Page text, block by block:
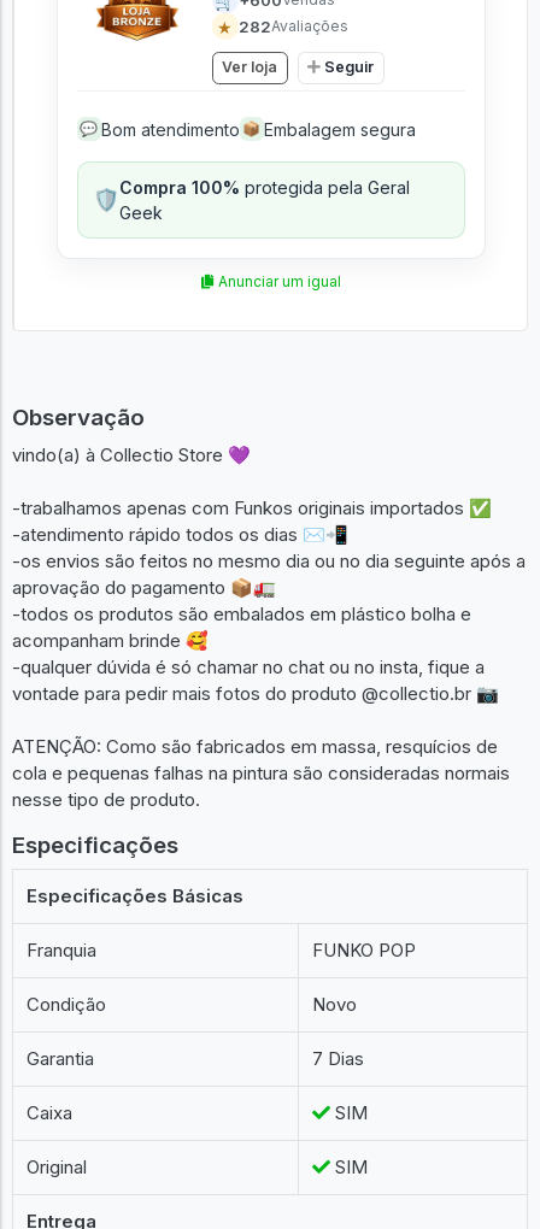
★ 282Avaliações
Ver loja Seguir
💬 Bom atendimento 📦 Embalagem segura
🛡️Compra 100% protegida pela Geral
Geek
Anunciar um igual
Observação
vindo(a) à Collectio Store 💜
-trabalhamos apenas com Funkos originais importados ✅
-atendimento rápido todos os dias ✉️📲
-os envios são feitos no mesmo dia ou no dia seguinte após a
aprovação do pagamento 📦🚛
-todos os produtos são embalados em plástico bolha e
acompanham brinde 🥰
-qualquer dúvida é só chamar no chat ou no insta, fique a
vontade para pedir mais fotos do produto @collectio.br 📷
ATENÇÃO: Como são fabricados em massa, resquícios de
cola e pequenas falhas na pintura são consideradas normais
nesse tipo de produto.
Especificações
Especificações Básicas
Franquia FUNKO POP
Condição Novo
Garantia 7 Dias
Caixa SIM
Original SIM
Entrega